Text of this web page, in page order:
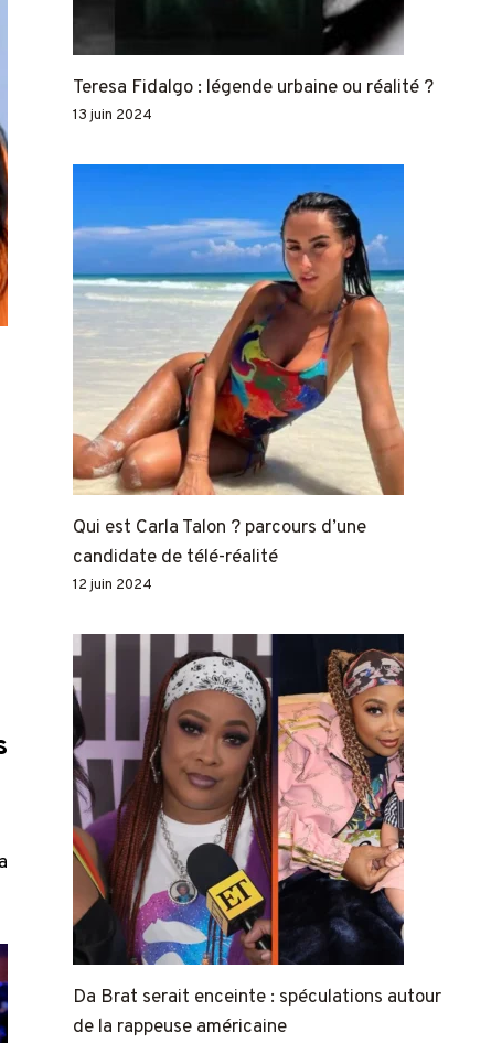
Teresa Fidalgo : légende urbaine ou réalité ?
13 juin 2024
Qui est Carla Talon ? parcours d’une
candidate de télé-réalité
12 juin 2024
Da Brat serait enceinte : spéculations autour
de la rappeuse américaine